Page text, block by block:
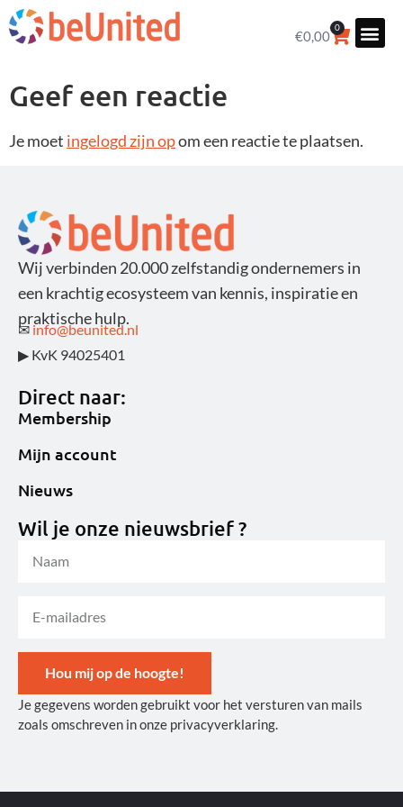
€0,00
0
Geef een reactie
Je moet ingelogd zijn opom een reactie te plaatsen.
Wij verbinden 20.000 zelfstandig ondernemers in
een krachtig ecosysteem van kennis, inspiratie en
praktische hulp.
✉ info@beunited.nl
▶ KvK 94025401
Direct naar:
Membership
Mijn account
Nieuws
Wil je onze nieuwsbrief ?
Hou mij op de hoogte!
Alternative:
Je gegevens worden gebruikt voor het versturen van mails
zoals omschreven in onze privacyverklaring.